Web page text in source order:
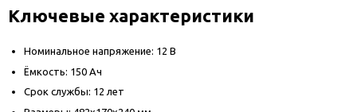
Ключевые характеристики
Номинальное напряжение: 12 В
Ёмкость: 150 Ач
Срок службы: 12 лет